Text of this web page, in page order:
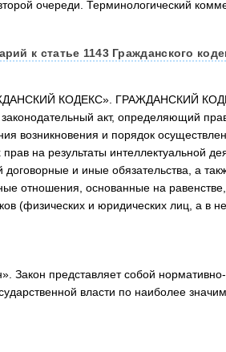
к статье 1143 Гражданского
КОДЕКС». ГРАЖДАНСКИЙ
акт, определяющий
возникновения и порядок
на результаты интеллектуальной
договорные и иные обязательства, а
отношения, основанные на
(физических и юридических лиц, а в
Закон представляет собой
власти по наиболее